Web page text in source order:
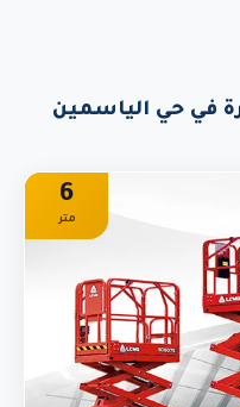
في حي الياسمين
6
متر